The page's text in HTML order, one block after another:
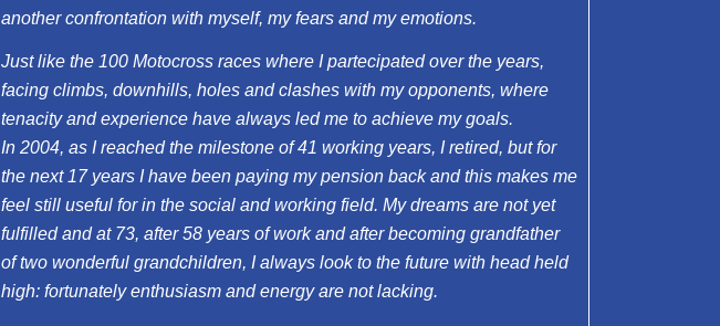
another confrontation with myself, my fears and my emotions.
Just like the 100 Motocross races where I partecipated over the years,
facing climbs, downhills, holes and clashes with my opponents, where
tenacity and experience have always led me to achieve my goals.
In 2004, as I reached the milestone of 41 working years, I retired, but for
the next 17 years I have been paying my pension back and this makes me
feel still useful for in the social and working field. My dreams are not yet
fulfilled and at 73, after 58 years of work and after becoming grandfather
of two wonderful grandchildren, I always look to the future with head held
high: fortunately enthusiasm and energy are not lacking.